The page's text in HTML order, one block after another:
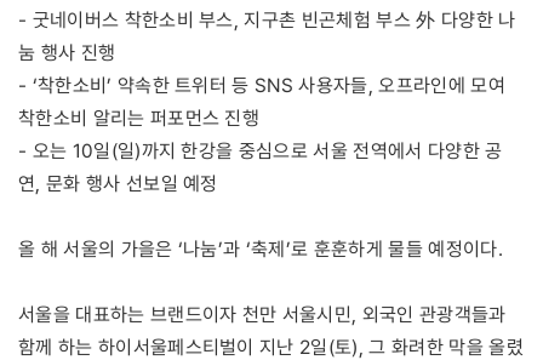
- 굿네이버스 착한소비 부스, 지구촌 빈곤체험 부스 外 다양한 나
눔 행사 진행
- ‘착한소비’ 약속한 트위터 등 SNS 사용자들, 오프라인에 모여
착한소비 알리는 퍼포먼스 진행
- 오는 10일(일)까지 한강을 중심으로 서울 전역에서 다양한 공
연, 문화 행사 선보일 예정
올 해 서울의 가을은 ‘나눔’과 ‘축제’로 훈훈하게 물들 예정이다.
서울을 대표하는 브랜드이자 천만 서울시민, 외국인 관광객들과
함께 하는 하이서울페스티벌이 지난 2일(토), 그 화려한 막을 올렸